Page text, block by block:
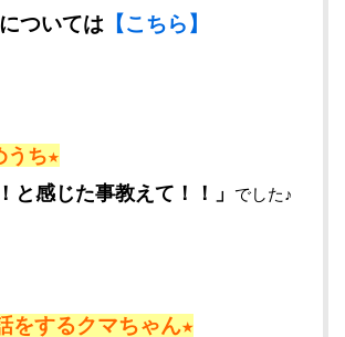
ついては 【こちら】
うち★
と感じた事教えて！！」
でした♪
をするクマちゃん★